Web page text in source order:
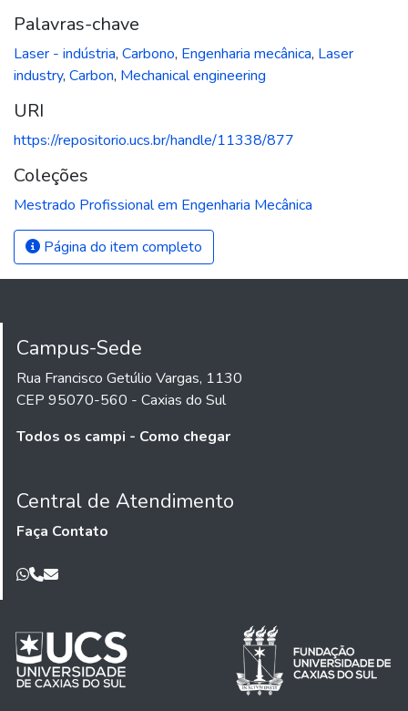
Palavras-chave
Laser - indústria, Carbono, Engenharia mecânica, Laser
industry, Carbon, Mechanical engineering
URI
https://repositorio.ucs.br/handle/11338/877
Coleções
Mestrado Profissional em Engenharia Mecânica
Página do item completo
Campus-Sede
Rua Francisco Getúlio Vargas, 1130
CEP 95070-560 - Caxias do Sul
Todos os campi - Como chegar
Central de Atendimento
Faça Contato